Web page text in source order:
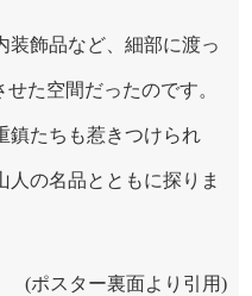
装飾品など、細部に渡っ
た空間だったのです。
鎮たちも惹きつけられ
人の名品とともに探りま
(ポスター裏面より引用)